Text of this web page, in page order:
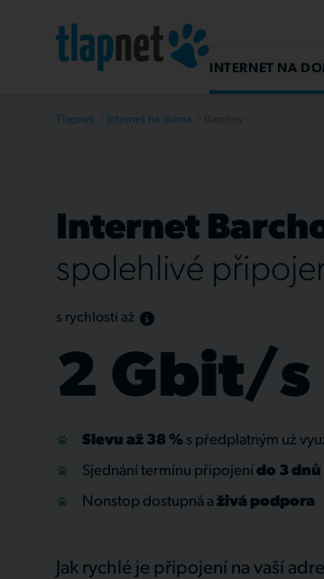
INTERNET NA
Tlapnet Internet na doma
Internet
spolehlivé
s rychlostí až
2 Gbit/s
Slevu až 38 % s předplatným už
Sjednání termínu připojení do 3 dnů
Nonstop dostupná a živá podpora
Jak rychlé je připojení na vaší